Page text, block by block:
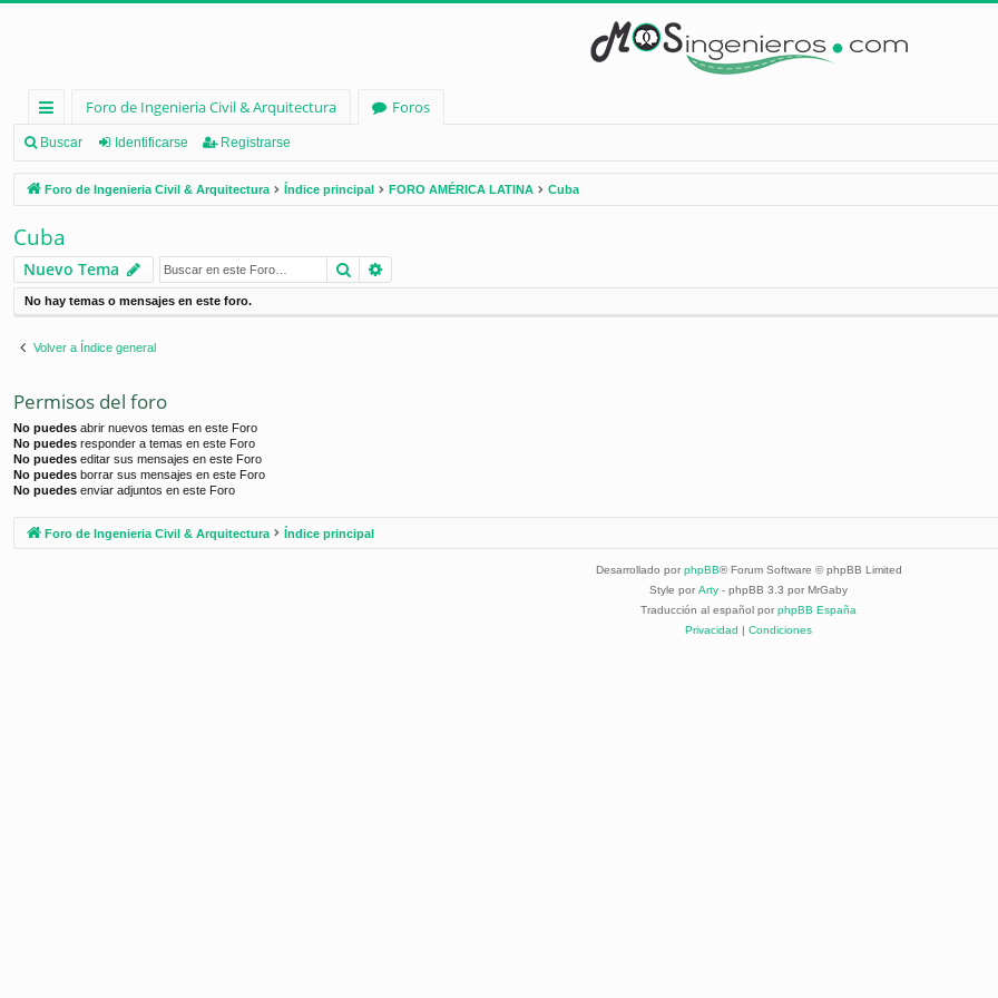
nl
ac
es
rá
pi
d
os
Foro de Ingenieria Civil & Arquitectura
Foros
Buscar Identificarse Registrarse
Foro de Ingenieria Civil & Arquitectura Índice principal FORO AMÉRICA LATINA Cuba
Cuba
Nuevo Tema Buscar
No hay temas o mensajes en este foro.
Volver a Índice general
Permisos del foro
No puedes abrir nuevos temas en este Foro
No puedes responder a temas en este Foro
No puedes editar sus mensajes en este Foro
No puedes borrar sus mensajes en este Foro
No puedes enviar adjuntos en este Foro
Foro de Ingenieria Civil & Arquitectura Índice principal
Desarrollado por phpBB® Forum Software © phpBB Limited
Style por Arty - phpBB 3.3 por MrGaby
Traducción al español por phpBB España
Privacidad | Condiciones